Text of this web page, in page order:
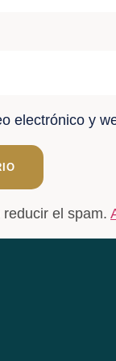
electrónico y
el spam.